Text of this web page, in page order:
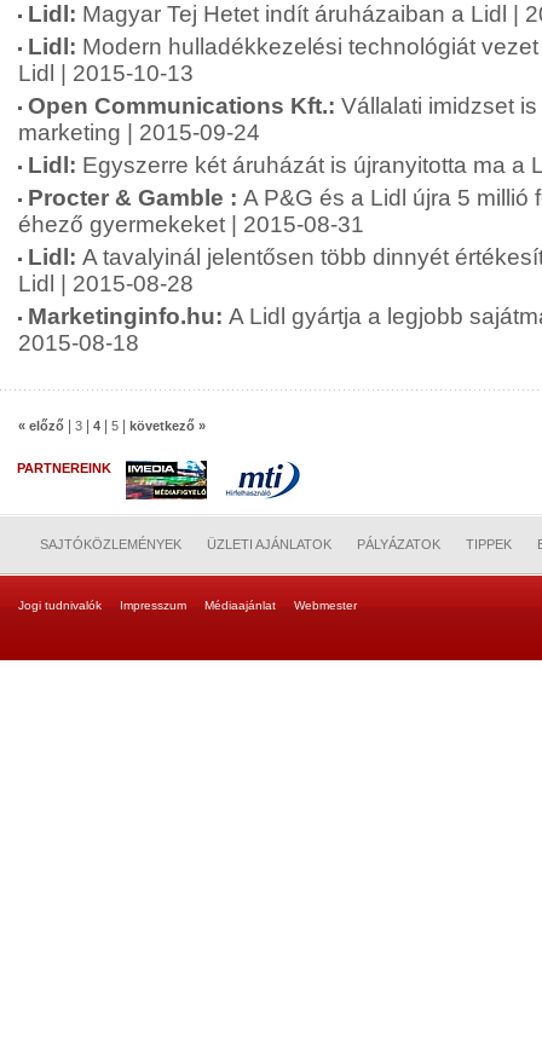
Lidl: Magyar Tej Hetet indít áruházaiban a Lidl |
Lidl: Modern hulladékkezelési technológiát
Lidl | 2015-10-13
Open Communications Kft.: Vállalati imidzset
marketing | 2015-09-24
Lidl: Egyszerre két áruházát is újranyitotta ma a
Procter & Gamble : A P&G és a Lidl újra 5 millió
éhező gyermekeket | 2015-08-31
Lidl: A tavalyinál jelentősen több dinnyét
Lidl | 2015-08-28
Marketinginfo.hu: A Lidl gyártja a legjobb
2015-08-18
« előző 3 4 5 következő »
PARTNEREINK
SAJTÓKÖZLEMÉNYEK ÜZLETI AJÁNLATOK PÁLYÁZATOK TIPPEK
Jogi tudnivalók Impresszum Médiaajánlat Webmester